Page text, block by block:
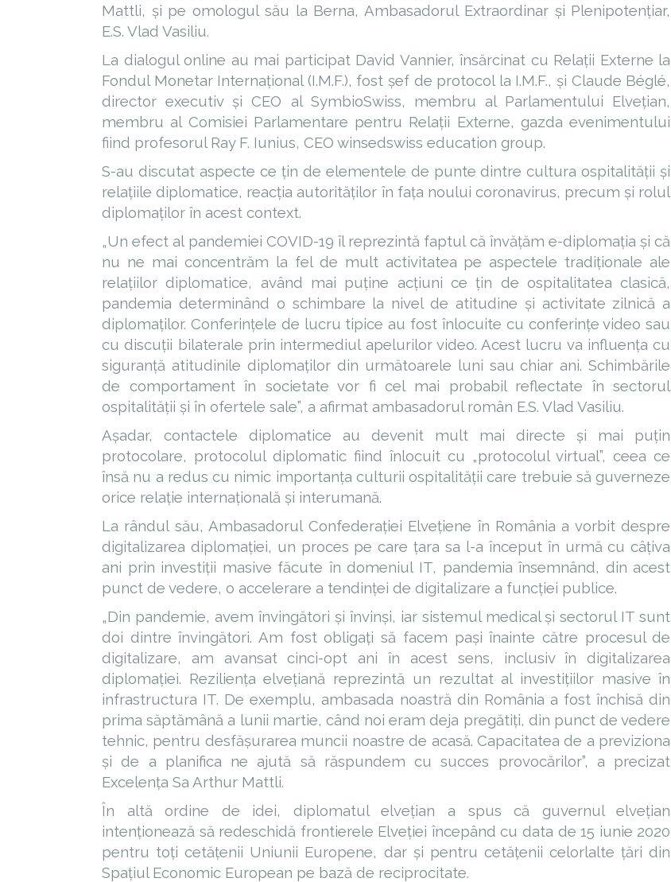
Mattli, și pe omologul său la Berna, Ambasadorul Extraordinar și Plenipotențiar,
E.S. Vlad Vasiliu.
La dialogul online au mai participat David Vannier, însărcinat cu Relații Externe la
Fondul Monetar Internațional (I.M.F.), fost șef de protocol la I.M.F., și Claude Béglé,
director executiv și CEO al SymbioSwiss, membru al Parlamentului Elvețian,
membru al Comisiei Parlamentare pentru Relații Externe, gazda evenimentului
fiind profesorul Ray F. Iunius, CEO winsedswiss education group.
S-au discutat aspecte ce țin de elementele de punte dintre cultura ospitalității și
relațiile diplomatice, reacția autorităților în fața noului coronavirus, precum și rolul
diplomaților în acest context.
„Un efect al pandemiei COVID-19 îl reprezintă faptul că învățăm e-diplomația și că
nu ne mai concentrăm la fel de mult activitatea pe aspectele tradiționale ale
relațiilor diplomatice, având mai puține acțiuni ce țin de ospitalitatea clasică,
pandemia determinând o schimbare la nivel de atitudine și activitate zilnică a
diplomaților. Conferințele de lucru tipice au fost înlocuite cu conferințe video sau
cu discuții bilaterale prin intermediul apelurilor video. Acest lucru va influența cu
siguranță atitudinile diplomaților din următoarele luni sau chiar ani. Schimbările
de comportament în societate vor fi cel mai probabil reflectate în sectorul
ospitalității și în ofertele sale”, a afirmat ambasadorul român E.S. Vlad Vasiliu.
Așadar, contactele diplomatice au devenit mult mai directe și mai puțin
protocolare, protocolul diplomatic fiind înlocuit cu „protocolul virtual”, ceea ce
însă nu a redus cu nimic importanța culturii ospitalității care trebuie să guverneze
orice relație internațională și interumană.
La rândul său, Ambasadorul Confederației Elvețiene în România a vorbit despre
digitalizarea diplomației, un proces pe care țara sa l-a început în urmă cu câțiva
ani prin investiții masive făcute în domeniul IT, pandemia însemnând, din acest
punct de vedere, o accelerare a tendinței de digitalizare a funcției publice.
„Din pandemie, avem învingători și învinși, iar sistemul medical și sectorul IT sunt
doi dintre învingători. Am fost obligați să facem pași înainte către procesul de
digitalizare, am avansat cinci-opt ani în acest sens, inclusiv în digitalizarea
diplomației. Reziliența elvețiană reprezintă un rezultat al investițiilor masive în
infrastructura IT. De exemplu, ambasada noastră din România a fost închisă din
prima săptămână a lunii martie, când noi eram deja pregătiți, din punct de vedere
tehnic, pentru desfășurarea muncii noastre de acasă. Capacitatea de a previziona
și de a planifica ne ajută să răspundem cu succes provocărilor”, a precizat
Excelența Sa Arthur Mattli.
În altă ordine de idei, diplomatul elvețian a spus că guvernul elvețian
intenționează să redeschidă frontierele Elveției începând cu data de 15 iunie 2020
pentru toți cetățenii Uniunii Europene, dar și pentru cetățenii celorlalte țări din
Spațiul Economic European pe bază de reciprocitate.